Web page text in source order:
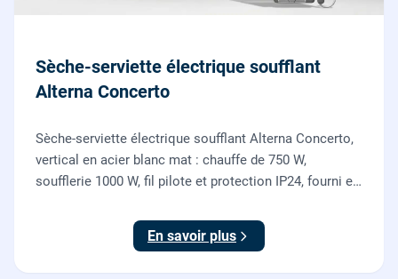
Sèche-serviette électrique soufflant
Alterna Concerto
Sèche-serviette électrique soufflant Alterna Concerto,
vertical en acier blanc mat : chauffe de 750 W,
soufflerie 1000 W, fil pilote et protection IP24, fourni et
En savoir plus